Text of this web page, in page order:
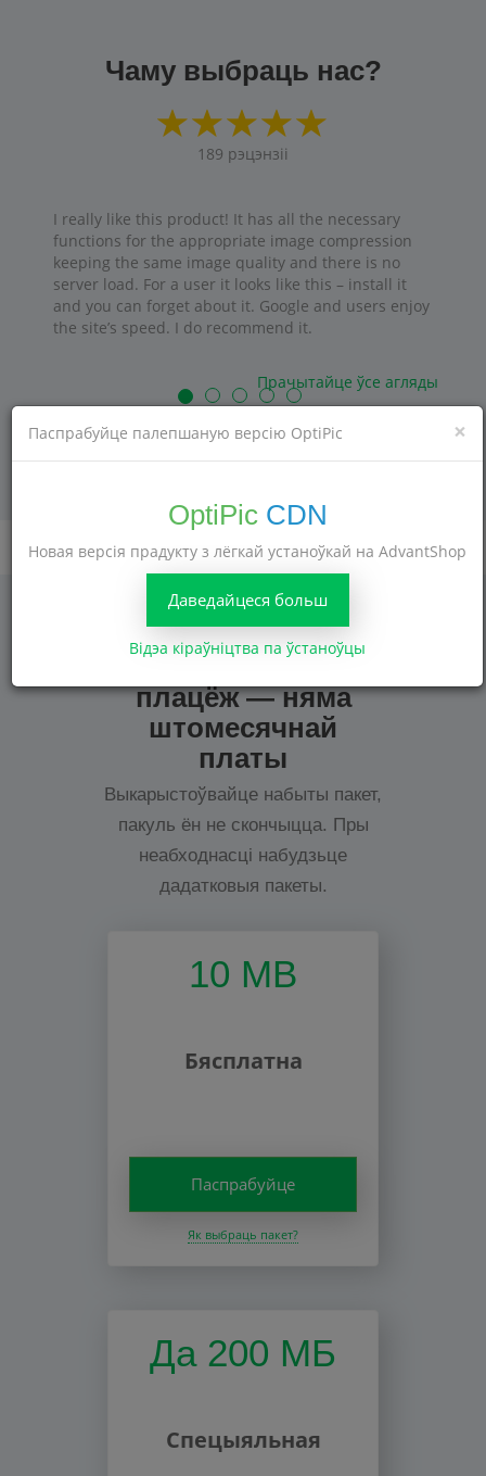
Чаму выбраць нас?
189 рэцэнзіі
I really like this product! It has all the necessary
functions for the appropriate image compression
keeping the same image quality and there is no
server load. For a user it looks like this – install it
and you can forget about it. Google and users enjoy
the site’s speed. I do recommend it.
Прачытайце ўсе агляды
Аднаразовы
плацёж — няма
штомесячнай
платы
Выкарыстоўвайце набыты пакет,
пакуль ён не скончыцца. Пры
неабходнасці набудзьце
дадатковыя пакеты.
10 MB
Бясплатна
Паспрабуйце
Як выбраць пакет?
Да 200 МБ
Спецыяльная
×
Паспрабуйце палепшаную версію OptiPic
OptiPic CDN
Новая версія прадукту з лёгкай устаноўкай на AdvantShop
Даведайцеся больш
Відэа кіраўніцтва па ўстаноўцы